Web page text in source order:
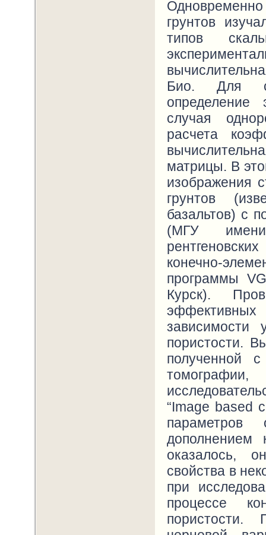
Одновременно
грунтов
типов
Био. Для
определение
случая
расчета
матрицы. В
изображения
грунтов
базальтов) с
(МГУ
конечно-
программы
Курск).
зависимости
пористости.
полученной
“Image based
параметров
дополнением
оказалось,
свойства в
при
процессе
пористости.